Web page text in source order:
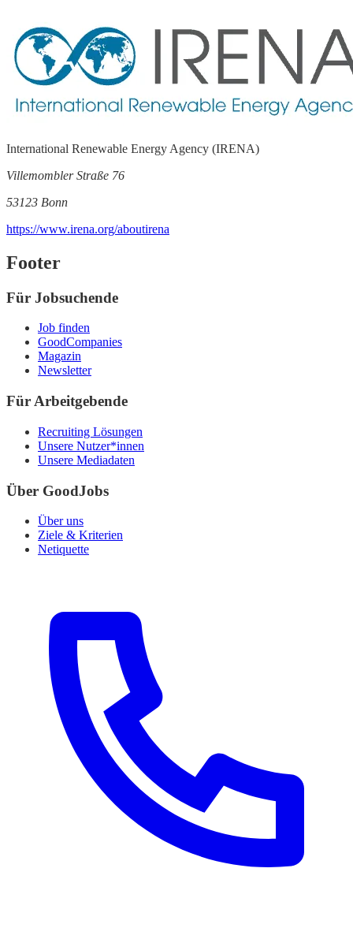
International Renewable Energy Agency (IRENA)
Villemombler Straße 76
53123 Bonn
https://www.irena.org/aboutirena
Footer
Für Jobsuchende
Job finden
GoodCompanies
Magazin
Newsletter
Für Arbeitgebende
Recruiting Lösungen
Unsere Nutzer*innen
Unsere Mediadaten
Über GoodJobs
Über uns
Ziele & Kriterien
Netiquette